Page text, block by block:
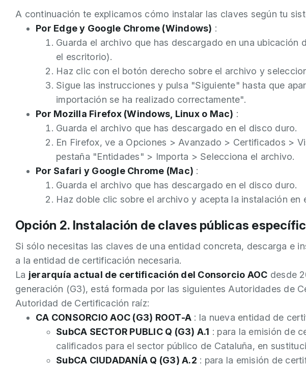
A continuación te explicamos cómo instalar las claves según tu
Por Edge y Google Chrome (Windows) :
Guarda el archivo que has descargado en una ubicación
el escritorio).
Haz clic con el botón derecho sobre el archivo y
Sigue las instrucciones y pulsa "Siguiente" hasta que
importación se ha realizado correctamente".
Por Mozilla Firefox (Windows, Linux o Mac) :
Guarda el archivo que has descargado en el disco duro.
En Firefox, ve a Opciones > Avanzado > Certificados >
pestaña "Entidades" > Importa > Selecciona el archivo.
Por Safari y Google Chrome (Mac) :
Guarda el archivo que has descargado en el disco duro.
Haz doble clic sobre el archivo y acepta la instalación en
Opción 2. Instalación de claves públicas
Si sólo necesitas las claves de una entidad concreta, descarga e
a la entidad de certificación necesaria.
La jerarquía actual de certificación del Consorcio AOC desde
generación (G3), está formada por las siguientes Autoridades de
Autoridad de Certificación raíz:
CA CONSORCIO AOC (G3) ROOT-A : la nueva entidad de
SubCA SECTOR PUBLIC Q (G3) A.1 : para la emisión de
calificados para el sector público de Cataluña, en
SubCA CIUDADANÍA Q (G3) A.2 : para la emisión de